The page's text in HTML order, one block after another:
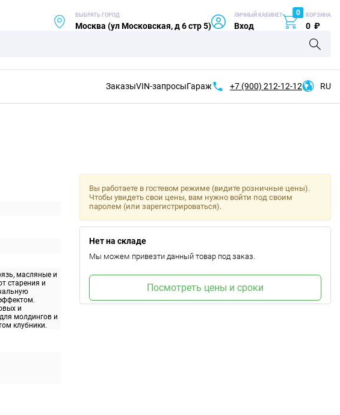
ВЫБРАТЬ ГОРОД
Москва (ул Московская, д 6 стр 5)
ЛИЧНЫЙ КАБИНЕТ
Вход
0 КОРЗИНА
0 ₽
ЗаказыVIN-запросыГараж +7 (900) 212-12-12 RU
масляные и
старения и
и
молдингов и
клубники.
Вы работаете в гостевом режиме (видите розничные цены).
Чтобы увидеть свои цены, вам нужно войти под своим
паролем (или зарегистрироваться).
Нет на складе
Мы можем привезти данный товар под заказ.
Посмотреть цены и сроки